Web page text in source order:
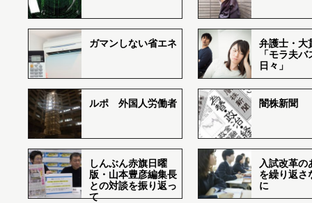
ガマンしない省エネ
弁護士・大
「モラ夫
日々」
ルポ 外国人労働者 闇株新聞
しんぶん赤旗日曜
版・山本豊彦編集長
との対談を振り返っ
て
入試改革の
を繰り返さ
に